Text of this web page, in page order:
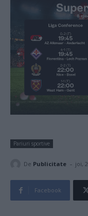
Pariuri sportive
De Publicitate - joi,
Facebook